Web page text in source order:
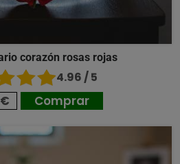
corazón rosas rojas
4.96 / 5
Comprar